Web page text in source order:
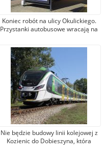
Koniec robót na ulicy Okulickiego.
Przystanki autobusowe wracają na
Nie będzie budowy linii kolejowej z
Kozienic do Dobieszyna, która